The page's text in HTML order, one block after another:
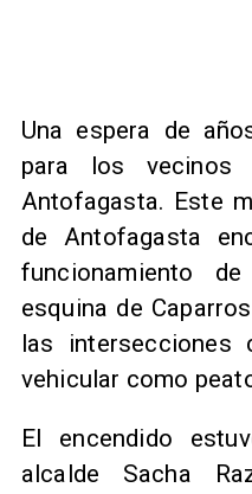
Una espera de
para los
Antofagasta. Este
de Antofagasta
funcionamiento
esquina de
las
vehicular como
El encendido
alcalde Sacha